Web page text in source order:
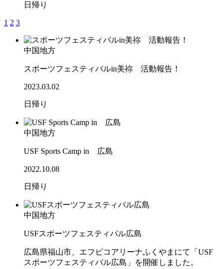
日帰り
1 2 3
中国地方
スポーツフェスティバルin美祢 活動報告！
2023.03.02
日帰り
中国地方
USF Sports Camp in 広島
2022.10.08
日帰り
中国地方
USFスポーツフェスティバル広島
広島県福山市、エフピコアリーナふくやまにて「USF
スポーツフェスティバル広島」を開催しました。